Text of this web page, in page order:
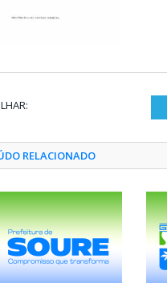
RELACIONADO